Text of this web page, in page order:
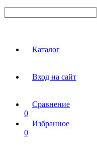
Каталог
Вход на сайт
Сравнение
0
Избранное
0